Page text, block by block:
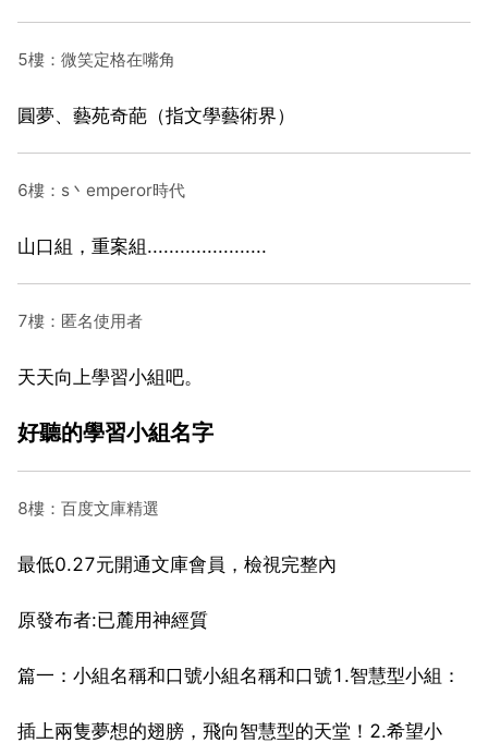
5樓：微笑定格在嘴角
圓夢、藝苑奇葩（指文學藝術界）
6樓：s丶emperor時代
山口組，重案組......................
7樓：匿名使用者
天天向上學習小組吧。
好聽的學習小組名字
8樓：百度文庫精選
最低0.27元開通文庫會員，檢視完整內
原發布者:已麓用神經質
篇一：小組名稱和口號小組名稱和口號1.智慧型小組：
插上兩隻夢想的翅膀，飛向智慧型的天堂！2.希望小